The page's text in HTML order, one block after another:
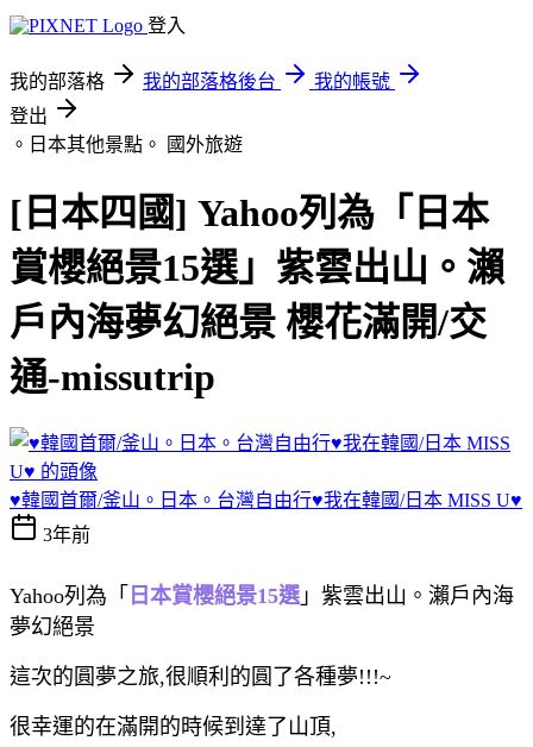
登入
我的部落格 我的部落格後台
我的帳號
登出
。日本其他景點。
國外旅遊
[日本四國] Yahoo列為「日本
賞櫻絕景15選」紫雲出山。瀨
戶內海夢幻絕景 櫻花滿開/交
通-missutrip
♥韓國首爾/釜山。日本。台灣自由行♥我在韓國/日本 MISS U♥
3年前
Yahoo列為「 日本賞櫻絕景15選 」紫雲出山。瀨戶內海
夢幻絕景
這次的圓夢之旅,很順利的圓了各種夢!!!~
很幸運的在滿開的時候到達了山頂,